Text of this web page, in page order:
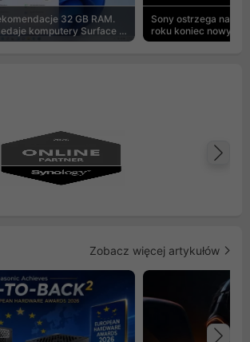
32 GB RAM.
komputery Surface z
Sony ostrzega na
roku koniec nowych
Zobacz więcej artykułów